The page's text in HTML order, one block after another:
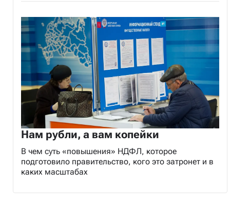
Нам рубли, а вам копейки
В чем суть «повышения» НДФЛ, которое
подготовило правительство, кого это затронет и в
каких масштабах